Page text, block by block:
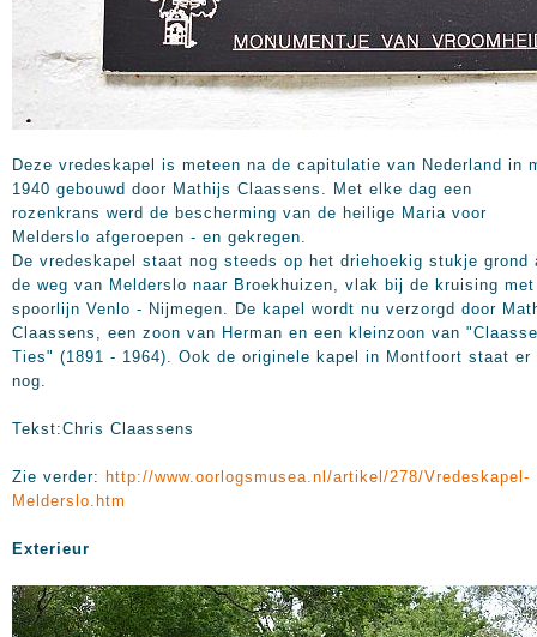
Deze vredeskapel is meteen na de capitulatie van Nederland in
1940 gebouwd door Mathijs Claassens. Met elke dag een
rozenkrans werd de bescherming van de heilige Maria voor
Melderslo afgeroepen - en gekregen.
De vredeskapel staat nog steeds op het driehoekig stukje grond
de weg van Melderslo naar Broekhuizen, vlak bij de kruising
spoorlijn Venlo - Nijmegen. De kapel wordt nu verzorgd door
Claassens, een zoon van Herman en een kleinzoon van
Ties" (1891 - 1964). Ook de originele kapel in Montfoort staat er
nog.
Tekst:Chris Claassens
Zie verder: http://www.oorlogsmusea.nl/artikel/278/Vredeskapel-
Melderslo.htm
Exterieur